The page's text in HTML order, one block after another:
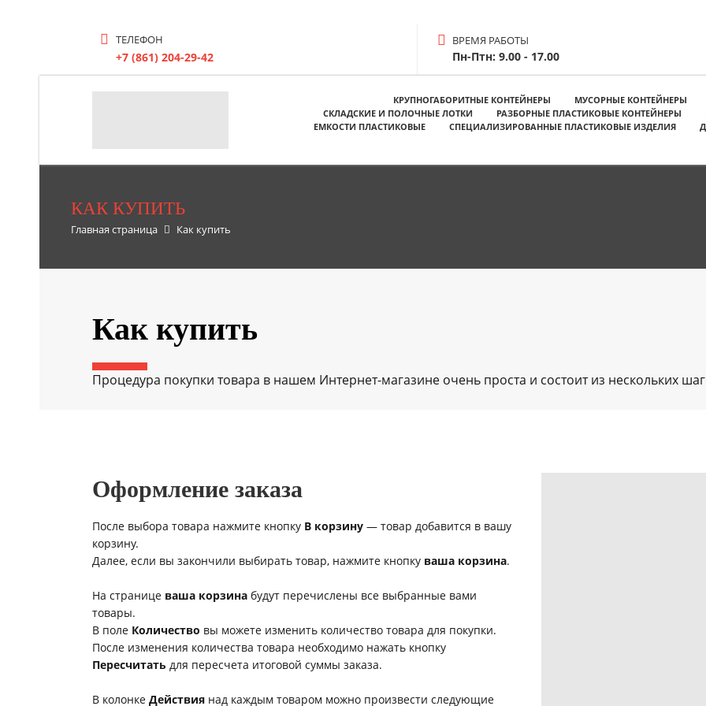
ТЕЛЕФОН
+7 (861) 204-29-42
ВРЕМЯ РАБОТЫ
Пн-Птн: 9.00 - 17.00
КРУПНОГАБОРИТНЫЕ КОНТЕЙНЕРЫ
МУСОРНЫЕ КОНТЕЙНЕРЫ
СКЛАДСКИЕ И ПОЛОЧНЫЕ ЛОТКИ
РАЗБОРНЫЕ ПЛАСТИКОВЫЕ КОНТЕЙНЕРЫ
ЕМКОСТИ ПЛАСТИКОВЫЕ
СПЕЦИАЛИЗИРОВАННЫЕ ПЛАСТИКОВЫЕ ИЗДЕЛИЯ
КАК КУПИТЬ
Главная страница Как купить
Как купить
Процедура покупки товара в нашем Интернет-магазине очень проста и состоит из нескольких
Оформление заказа
После выбора товара нажмите кнопку В корзину — товар добавится в вашу
корзину.
Далее, если вы закончили выбирать товар, нажмите кнопку ваша корзина.
На странице ваша корзина будут перечислены все выбранные вами
товары.
В поле Количество вы можете изменить количество товара для покупки.
После изменения количества товара необходимо нажать кнопку
Пересчитать для пересчета итоговой суммы заказа.
В колонке Действия над каждым товаром можно произвести следующие